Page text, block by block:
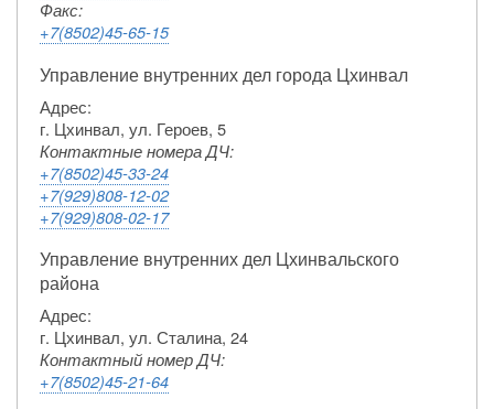
Факс:
+7(8502)45-65-15
Управление внутренних дел города Цхинвал
Адрес:
г. Цхинвал, ул. Героев, 5
Контактные номера ДЧ:
+7(8502)45-33-24
+7(929)808-12-02
+7(929)808-02-17
Управление внутренних дел Цхинвальского
района
Адрес:
г. Цхинвал, ул. Сталина, 24
Контактный номер ДЧ:
+7(8502)45-21-64